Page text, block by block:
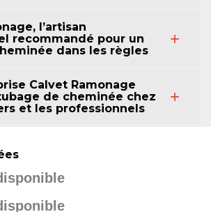
l’artisan
recommandé pour un
dans les règles
Calvet Ramonage
de cheminée chez
et les professionnels